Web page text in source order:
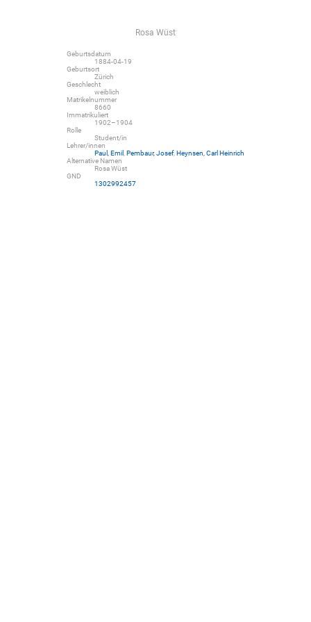
Rosa Wüst
Geburtsdatum
1884-04-19
Geburtsort
Zürich
Geschlecht
weiblich
Matrikelnummer
8660
Immatrikuliert
1902–1904
Rolle
Student/in
Lehrer/innen
Paul, Emil Pembaur, Josef, Heynsen, Carl Heinrich
Alternative Namen
Rosa Wüst
GND
1302992457